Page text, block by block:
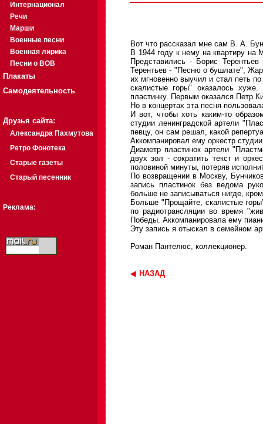
Интернационал
Речи
Марши
Военные песни
Военная лирика
Песни о ВОВ
Плакаты
Самодеятельность
Друзья сайта:
Александра Пахмутова
Ретро Фонотека
Старые газеты
Старый песенник
Реклама:
Вот что рассказал мне сам В. А.
В 1944 году к нему на квартиру на
Представились - Борис
Терентьев - "Песню о бушлате",
их мгновенно выучил и стал петь
скалистые горы" оказалось
пластинку. Первым оказался Петр
Но в концертах эта песня
И вот, чтобы хоть каким-то
студии ленинградской артели
певцу, он сам решал, какой
Аккомпанировал ему оркестр
Диаметр пластинок артели
двух зол - сократить текст и
половиной минуты, потеряв
По возвращении в Москву,
запись пластинок без ведома
больше не записываться нигде,
Больше "Прощайте, скалистые
по радиотрансляции во время
Победы. Аккомпанировала ему
Эту запись я отыскал в семейном
Роман Пантелюс, коллекционер.
НАЗАД